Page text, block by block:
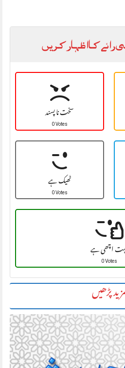
رائے کا اظہار کریں
سخت نا پسند
0 Votes
ٹھیک ہے
0 Votes
اچھی ہے
0 Votes
پڑھیں